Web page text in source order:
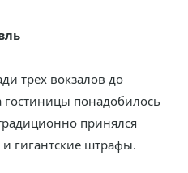
трех вокзалов до
понадобилось
принялся
и гигантские штрафы.